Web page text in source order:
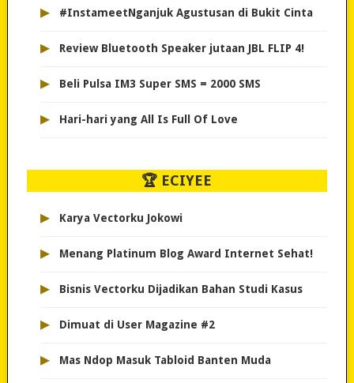
▸ #InstameetNganjuk Agustusan di Bukit Cinta
▸ Review Bluetooth Speaker jutaan JBL FLIP 4!
▸ Beli Pulsa IM3 Super SMS = 2000 SMS
▸ Hari-hari yang All Is Full Of Love
🏆 ECIYEE
▸ Karya Vectorku Jokowi
▸ Menang Platinum Blog Award Internet Sehat!
▸ Bisnis Vectorku Dijadikan Bahan Studi Kasus
▸ Dimuat di User Magazine #2
▸ Mas Ndop Masuk Tabloid Banten Muda